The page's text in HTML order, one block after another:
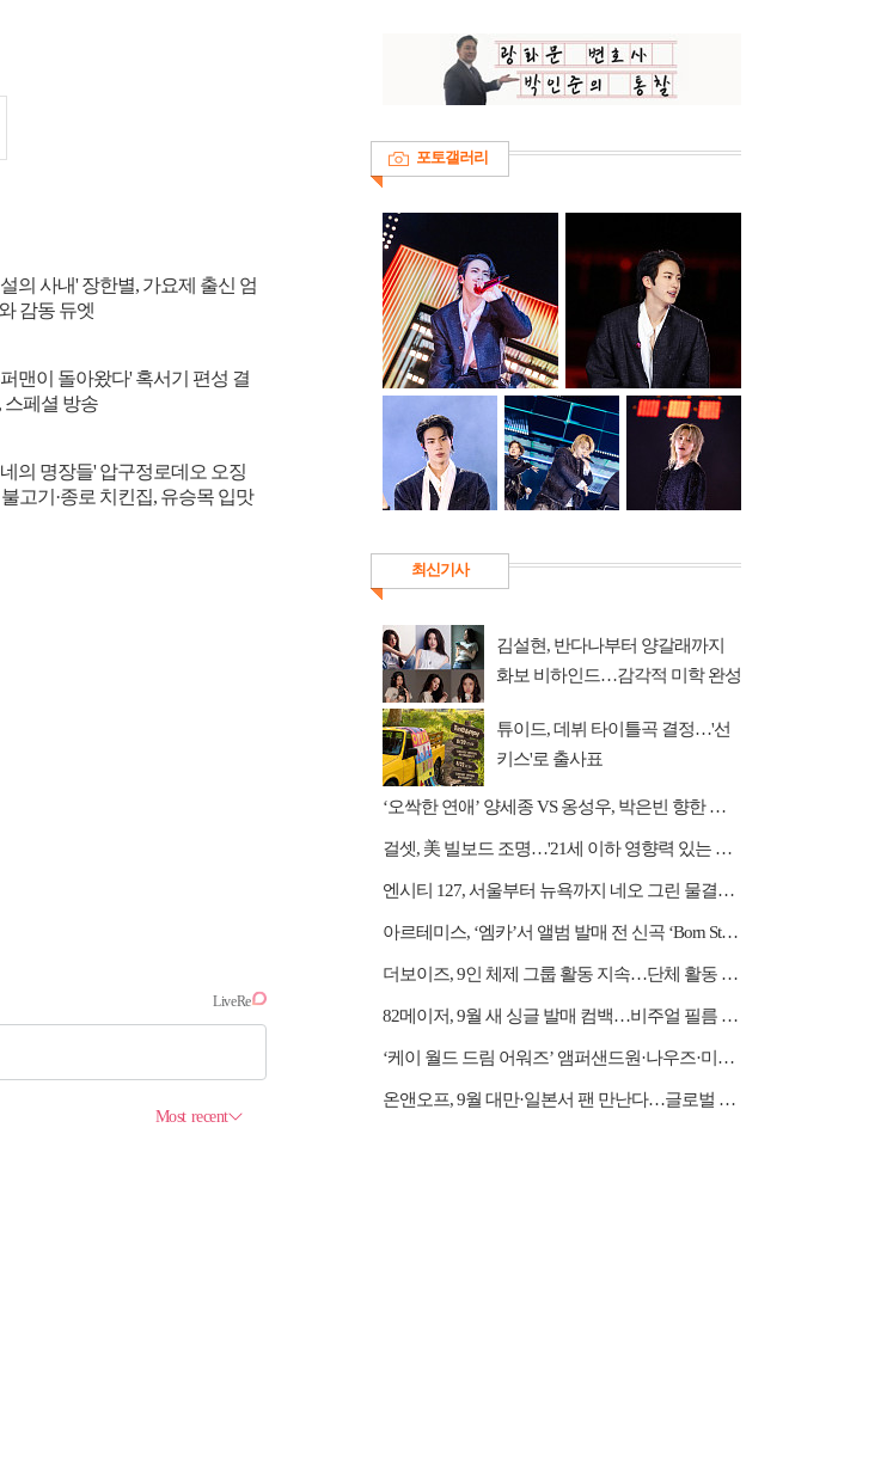
의 사내' 장한별, 가요제 출신 엄
감동 듀엣
맨이 돌아왔다' 혹서기 편성 결
스페셜 방송
의 명장들' 압구정로데오 오징
고기·종로 치킨집, 유승목 입맛
포토갤러리
최신기사
김설현, 반다나부터 양갈래까지
화보 비하인드…감각적 미학 완성
튜이드, 데뷔 타이틀곡 결정…'선
키스'로 출사표
‘오싹한 연애’ 양세종 VS 옹성우, 박은빈 향한 극과 극 직진 '삼각 로맨스'
걸셋, 美 빌보드 조명…'21세 이하 영향력 있는 아티스트' 등극
엔시티 127, 서울부터 뉴욕까지 네오 그린 물결…대규모 프로모션
아르테미스, ‘엠카’서 앨범 발매 전 신곡 ‘Born Stunner’ 공개
더보이즈, 9인 체제 그룹 활동 지속…단체 활동 계약 완료
82메이저, 9월 새 싱글 발매 컴백…비주얼 필름 오픈
‘케이 월드 드림 어워즈’ 앰퍼샌드원·나우즈·미야오·하츠투하츠·아이딧 합류
온앤오프, 9월 대만·일본서 팬 만난다…글로벌 행보 박차